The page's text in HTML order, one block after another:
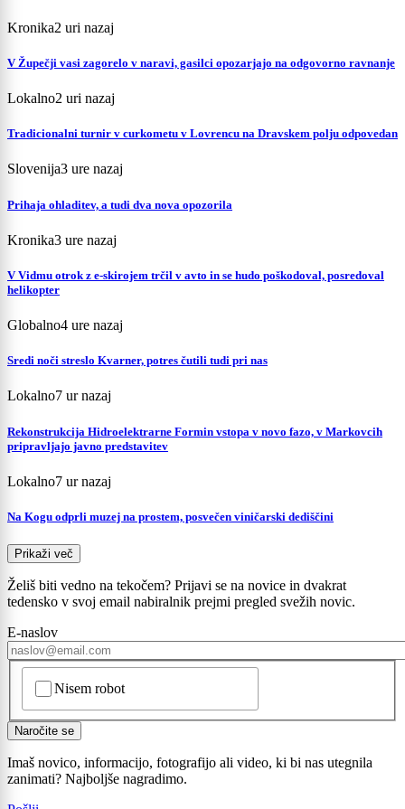
Kronika2 uri nazaj
V Župečji vasi zagorelo v naravi, gasilci opozarjajo na odgovorno ravnanje
Lokalno2 uri nazaj
Tradicionalni turnir v curkometu v Lovrencu na Dravskem polju odpovedan
Slovenija3 ure nazaj
Prihaja ohladitev, a tudi dva nova opozorila
Kronika3 ure nazaj
V Vidmu otrok z e-skirojem trčil v avto in se hudo poškodoval, posredoval
helikopter
Globalno4 ure nazaj
Sredi noči streslo Kvarner, potres čutili tudi pri nas
Lokalno7 ur nazaj
Rekonstrukcija Hidroelektrarne Formin vstopa v novo fazo, v Markovcih
pripravljajo javno predstavitev
Lokalno7 ur nazaj
Na Kogu odprli muzej na prostem, posvečen viničarski dediščini
Prikaži več
Želiš biti vedno na tekočem? Prijavi se na novice in dvakrat
tedensko v svoj email nabiralnik prejmi pregled svežih novic.
E-naslov
Nisem robot
Naročite se
Imaš novico, informacijo, fotografijo ali video, ki bi nas utegnila
zanimati? Najboljše nagradimo.